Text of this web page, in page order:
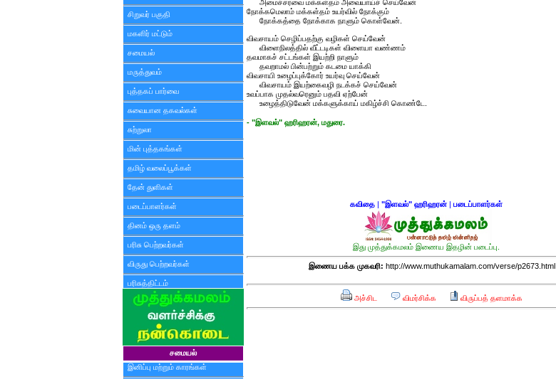
சிறுவர் பகுதி
மகளிர் மட்டும்
சமையல்
மருத்துவம்
புத்தகப் பார்வை
சுவையான தகவல்கள்
சுற்றுலா
மின் புத்தகங்கள்
தமிழ் வலைப்பூக்கள்
தேன் துளிகள்
படைப்பாளர்கள்
தினம் ஒரு தளம்
பரிசு பெற்றவர்கள்
விருது பெற்றவர்கள்
பரிசுத்திட்டம்
சமையல்
இனிப்பு மற்றும் காரங்கள்
அமைச்சரவை மக்கள்தம் அவையாய்ச் செய்வேன்
நோக்கமெலாம் மக்கள்தம் உயர்வில் நோக்கும்
நோக்கத்தை நோக்காக நாளும் கொள்வேன்.
விவசாயம் செழிப்பதற்கு வழிகள் செய்வேன்
விளைநிலத்தில் வீட்டடிகள் விளையா வண்ணம்
தவமாகச் சட்டங்கள் இயற்றி நாளும்
தவறாமல் பின்பற்றும் கடமை யாக்கி
விவசாயி உழைப்புக்கோர் உயர்வு செய்வேன்
விவசாயம் இயற்கைவழி நடக்கச் செய்வேன்
உவப்பாக முதல்வரெனும் பதவி ஏற்பேன்
உழைத்திடுவேன் மக்களுக்காய் மகிழ்ச்சி கொண்டே.
- "இளவல்" ஹரிஹரன், மதுரை.
கவிதை| "இளவல்" ஹரிஹரன்| படைப்பாளர்கள்
இது முத்துக்கமலம் இணைய இதழின் படைப்பு.
இணைய பக்க முகவரி: http://www.muthukamalam.com/verse/p2673.html
அச்சிட விமர்சிக்க விருப்பத் தளமாக்க